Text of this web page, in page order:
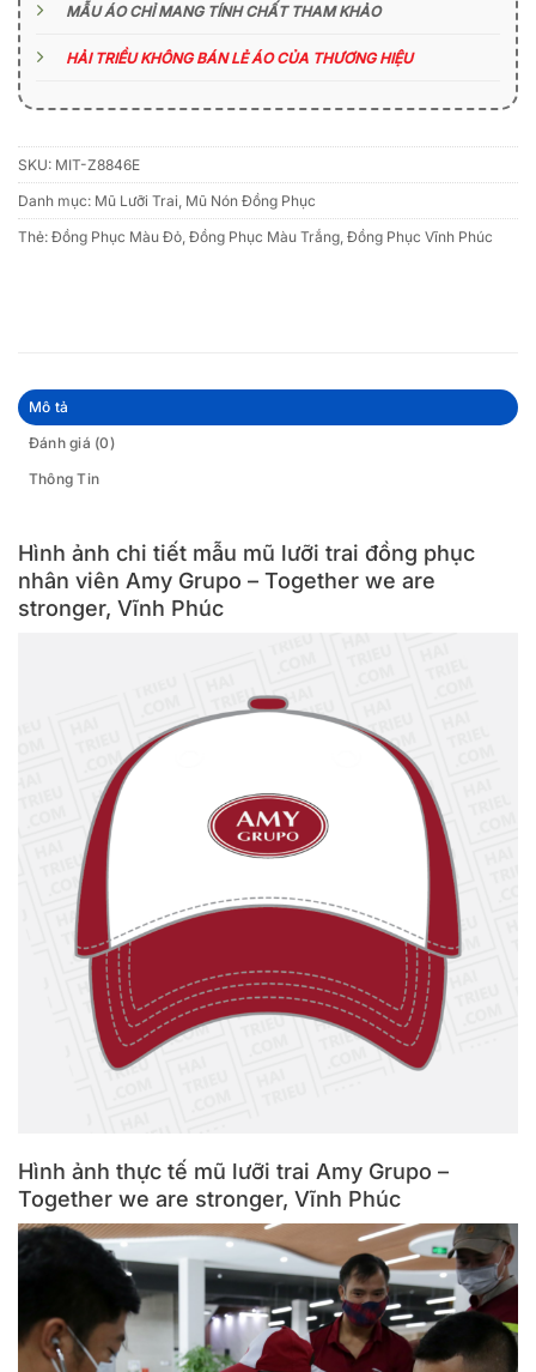
MẪU ÁO CHỈ MANG TÍNH CHẤT THAM KHẢO
HẢI TRIỀU KHÔNG BÁN LẺ ÁO CỦA THƯƠNG HIỆU
SKU: MIT-Z8846E
Danh mục: Mũ Lưỡi Trai, Mũ Nón Đồng Phục
Thẻ: Đồng Phục Màu Đỏ, Đồng Phục Màu Trắng, Đồng Phục Vĩnh Phúc
Mô tả
Đánh giá (0)
Thông Tin
Hình ảnh chi tiết mẫu mũ lưỡi trai đồng phục
nhân viên Amy Grupo – Together we are
stronger, Vĩnh Phúc
Hình ảnh thực tế mũ lưỡi trai Amy Grupo –
Together we are stronger, Vĩnh Phúc